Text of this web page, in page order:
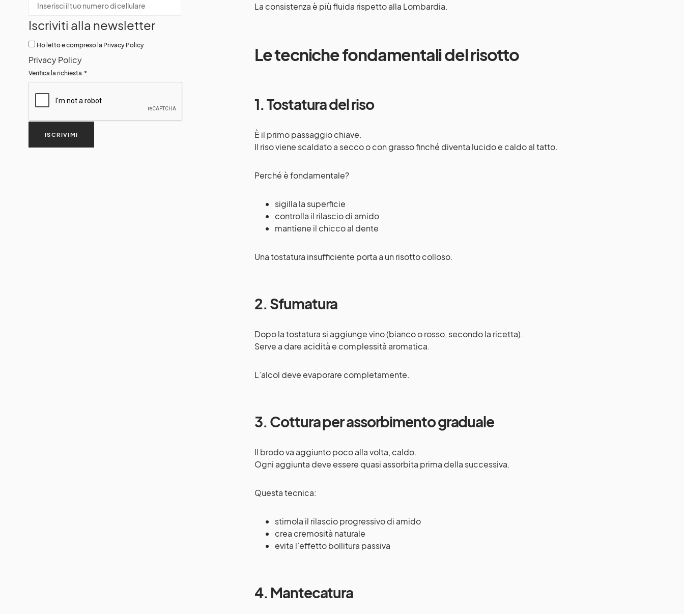
La consistenza è più fluida rispetto alla Lombardia.
Le tecniche fondamentali del risotto
1. Tostatura del riso
È il primo passaggio chiave.
Il riso viene scaldato a secco o con grasso finché diventa lucido e caldo al tatto.
Perché è fondamentale?
sigilla la superficie
controlla il rilascio di amido
mantiene il chicco al dente
Una tostatura insufficiente porta a un risotto colloso.
2. Sfumatura
Dopo la tostatura si aggiunge vino (bianco o rosso, secondo la ricetta).
Serve a dare acidità e complessità aromatica.
L’alcol deve evaporare completamente.
3. Cottura per assorbimento graduale
Il brodo va aggiunto poco alla volta, caldo.
Ogni aggiunta deve essere quasi assorbita prima della successiva.
Questa tecnica:
stimola il rilascio progressivo di amido
crea cremosità naturale
evita l’effetto bollitura passiva
4. Mantecatura
Iscriviti alla newsletter
Ho letto e compreso la Privacy Policy
Privacy Policy
Verifica la richiesta. *
ISCRIVIMI